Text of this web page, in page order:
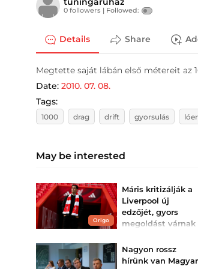
0 followers | Followed:
Details Share
Megtette saját lábán első métereit az
Date: 2010. 07. 08.
Tags:
1000 drag drift gyorsulás
May be interested
Origo
Máris kritizálják a
Liverpool új
edzőjét, gyors
megoldást várnak
A szurkolók a Leeds elleni
4-2-es vereség óta máris
Andoni Iraola vezetőedzőt
Nagyon rossz
hírünk van Magyar